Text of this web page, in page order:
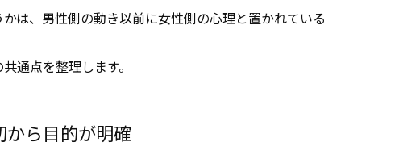
は、男性側の動き以前に女性側の心理と置かれている
通点を整理します。
ら目的が明確